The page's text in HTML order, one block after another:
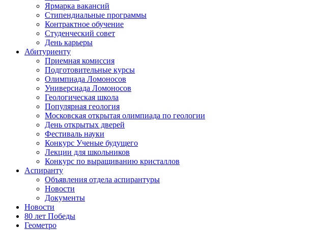
Ярмарка вакансий
Стипендиальные программы
Контрактное обучение
Студенческий совет
День карьеры
Абитуриенту
Приемная комиссия
Подготовительные курсы
Олимпиада Ломоносов
Универсиада Ломоносов
Геологическая школа
Популярная геология
Московская открытая олимпиада по геологии
День открытых дверей
Фестиваль науки
Конкурс Ученые будущего
Лекции для школьников
Конкурс по выращиванию кристаллов
Аспиранту
Объявления отдела аспирантуры
Новости
Документы
Новости
80 лет Победы
Геометро